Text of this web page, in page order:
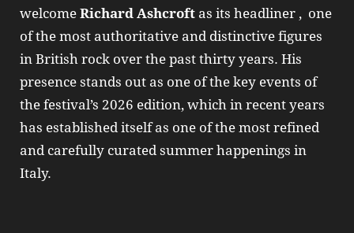
welcome Richard Ashcroft as its headliner , one
of the most authoritative and distinctive figures
in British rock over the past thirty years. His
presence stands out as one of the key events of
the festival’s 2026 edition, which in recent years
has established itself as one of the most refined
and carefully curated summer happenings in
Italy.